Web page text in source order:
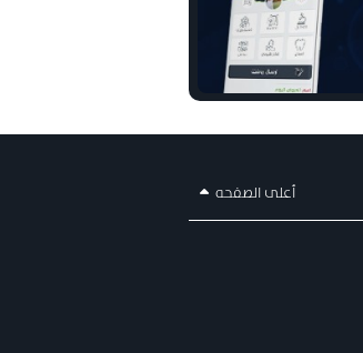
أعلى الصفحه